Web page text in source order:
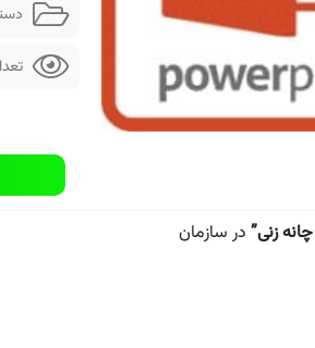
زنی” در سازمان